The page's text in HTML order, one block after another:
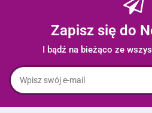
Zapisz się do
I bądź na bieżąco ze